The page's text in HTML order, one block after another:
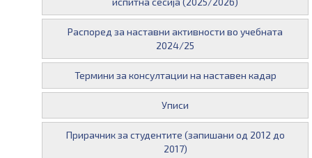
Распоред за наставни активности во учебната
2024/25
Термини за консултации на наставен кадар
Уписи
Прирачник за студентите (запишани од 2012 до
2017)